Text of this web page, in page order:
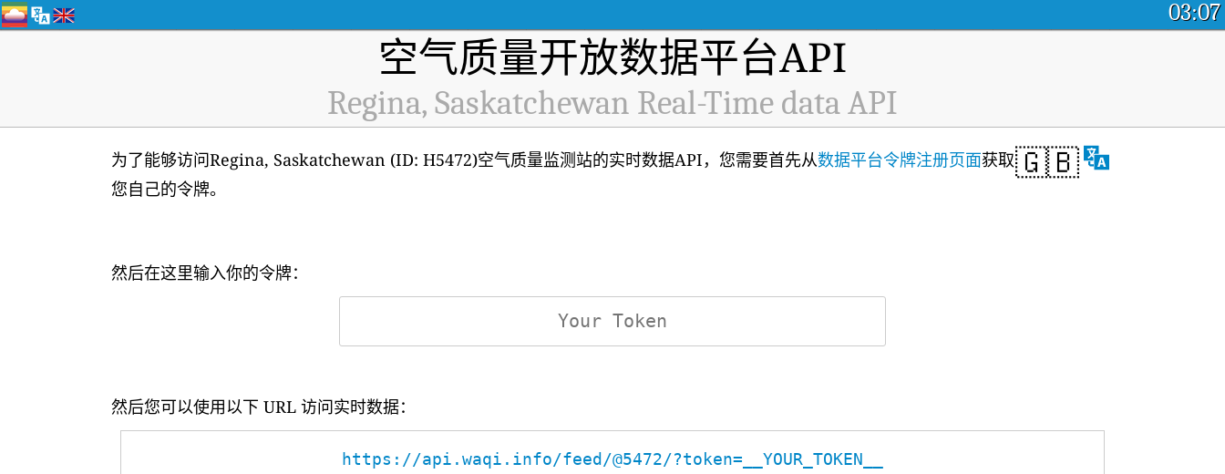
03:07
空气质量开放数据平台API
Regina, Saskatchewan Real-Time data API
🇬🇧
为了能够访问Regina, Saskatchewan (ID: H5472)空气质量监测站的实时数据API，您需要首先从数据平台令牌注册页面获取
您自己的令牌。
然后在这里输入你的令牌：
然后您可以使用以下 URL 访问实时数据：
https://api.waqi.info/feed/@5472/?token=__YOUR_TOKEN__